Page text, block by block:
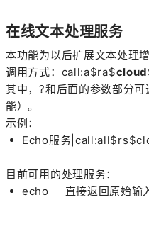
在线文本处理服务
本功能为以后扩展文本处理
调用方式：call:a$ra$cloud
其中，?和后面的参数部分
能）。
示例：
Echo服务
目前可用的处理服务：
echo 直接返回原始输入